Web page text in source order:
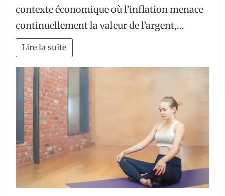
contexte économique où l’inflation menace
continuellement la valeur de l’argent,…
Lire la suite